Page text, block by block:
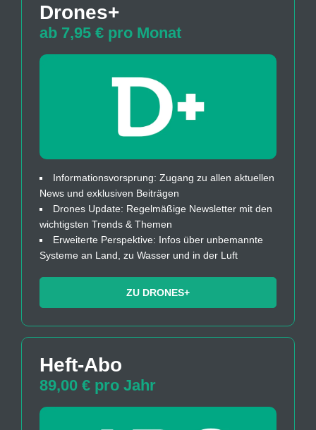
Drones+
ab 7,95 € pro Monat
Informationsvorsprung: Zugang zu allen aktuellen
News und exklusiven Beiträgen
Drones Update: Regelmäßige Newsletter mit den
wichtigsten Trends & Themen
Erweiterte Perspektive: Infos über unbemannte
Systeme an Land, zu Wasser und in der Luft
ZU DRONES+
Heft-Abo
89,00 € pro Jahr